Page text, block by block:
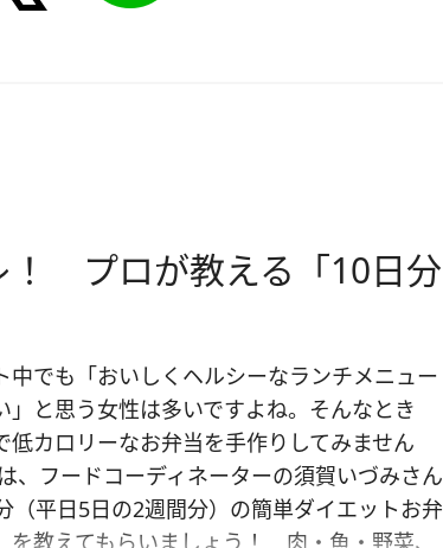
！ プロが教える「10日分
中でも「おいしくヘルシーなランチメニュー
」と思う女性は多いですよね。そんなとき
低カロリーなお弁当を手作りしてみません
、フードコーディネーターの須賀いづみさん
（平日5日の2週間分）の簡単ダイエットお弁
を教えてもらいましょう！ 肉・魚・野菜、